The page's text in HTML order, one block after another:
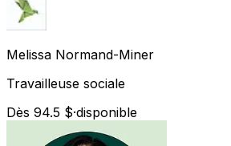
Melissa Normand-Miner
Travailleuse sociale
Dès 94.5 $·disponible